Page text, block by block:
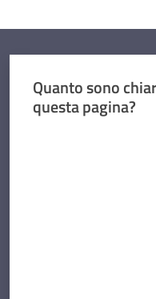
Quanto sono
questa pagina?